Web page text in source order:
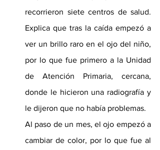
recorrieron siete centros de salud.
Explica que tras la caída empezó a
ver un brillo raro en el ojo del niño,
por lo que fue primero a la Unidad
de Atención Primaria, cercana,
donde le hicieron una radiografía y
le dijeron que no había problemas.
Al paso de un mes, el ojo empezó a
cambiar de color, por lo que fue al